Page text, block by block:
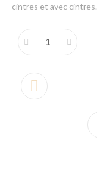
cintres et avec cintres.